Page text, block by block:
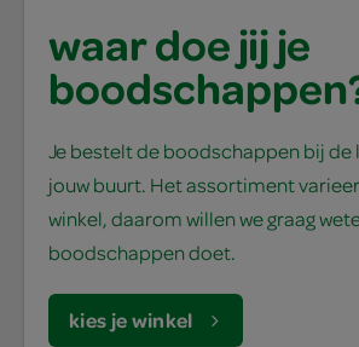
waar doe jij je
Je bestelt de boodschappen bij de
jouw buurt. Het assortiment
winkel, daarom willen we graag
boodschappen doet.
kies je winkel